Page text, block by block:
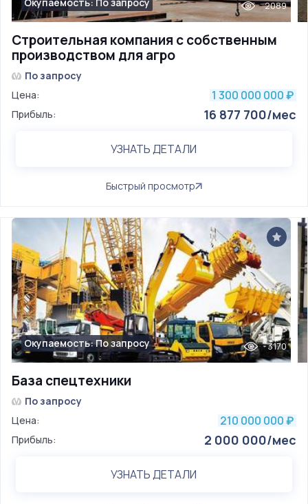
Строительная компания с собственным
производством для агро
2089
По запросу
Цена:
1 300 000 000 ₽
Прибыль: 16 877 700/мес
УЗНАТЬ ДЕТАЛИ
Быстрый просмотр
База спецтехники
Окупаемость: По запросу 3170
По запросу
Цена:
210 000 000 ₽
Прибыль: 2 000 000/мес
УЗНАТЬ ДЕТАЛИ